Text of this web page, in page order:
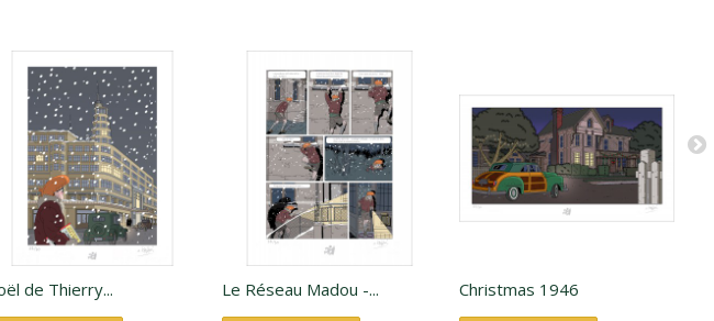
de Thierry... Le Réseau Madou -... Christmas 1946